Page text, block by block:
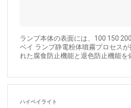
ランプ本体の表面には、100 150
ベイ ランプ静電粉体噴霧プロセス
れた腐食防止機能と退色防止機能を
ハイベイライト